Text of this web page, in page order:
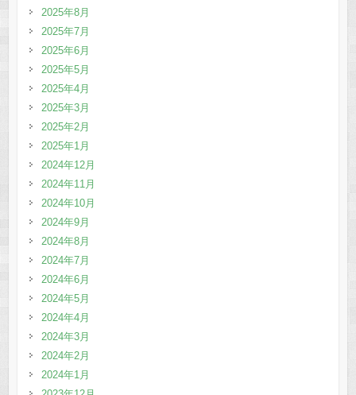
2025年8月
2025年7月
2025年6月
2025年5月
2025年4月
2025年3月
2025年2月
2025年1月
2024年12月
2024年11月
2024年10月
2024年9月
2024年8月
2024年7月
2024年6月
2024年5月
2024年4月
2024年3月
2024年2月
2024年1月